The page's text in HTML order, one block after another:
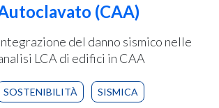
(CAA)
del danno sismico nelle
LCA di edifici in CAA
SOSTENIBILITÀ SISMICA